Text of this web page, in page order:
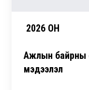
2026 ОН
Ажлын байрны
мэдээлэл